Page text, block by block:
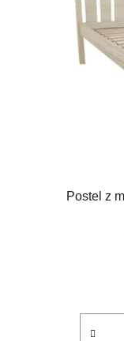
Postel z